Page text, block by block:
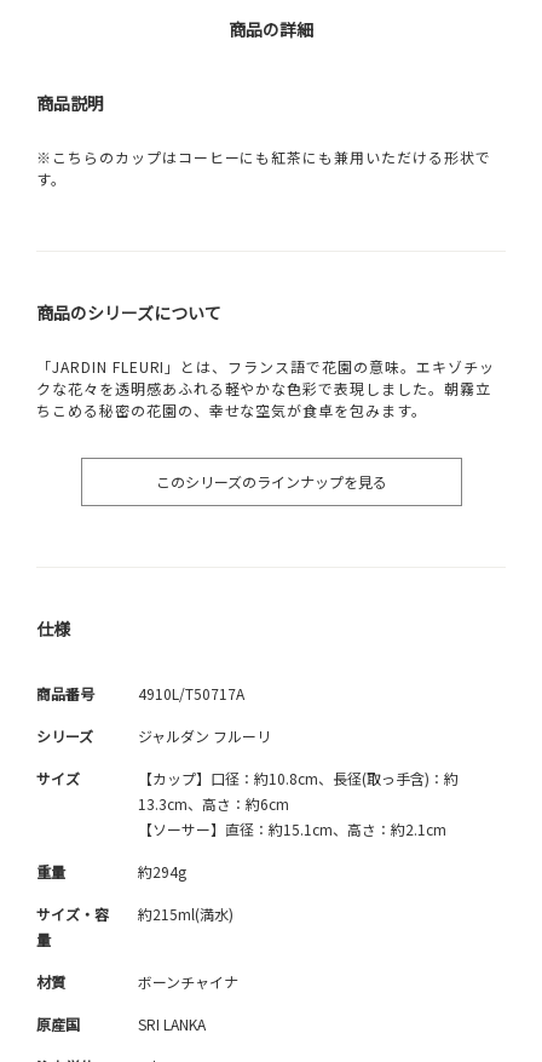
商品の詳細
商品説明
※こちらのカップはコーヒーにも紅茶にも兼用いただける形状で
す。
商品のシリーズについて
「JARDIN FLEURI」とは、フランス語で花園の意味。エキゾチッ
クな花々を透明感あふれる軽やかな色彩で表現しました。朝霧立
ちこめる秘密の花園の、幸せな空気が食卓を包みます。
このシリーズのラインナップを見る
仕様
商品番号 4910L/T50717A
シリーズ ジャルダン フルーリ
サイズ
【カップ】口径：約10.8cm、長径(取っ手含)：約
13.3cm、高さ：約6cm
【ソーサー】直径：約15.1cm、高さ：約2.1cm
重量 約294g
サイズ・容
量
約215ml(満水)
材質 ボーンチャイナ
原産国 SRI LANKA